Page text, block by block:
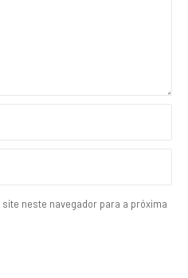
neste navegador para a próxima